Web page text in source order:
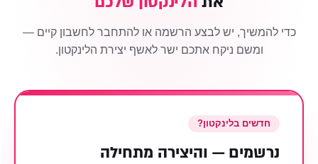
כדי להמשיך, יש לבצע הרשמה או להתחבר לחשבון קיים —
ומשם ניקח אתכם ישר לאשף יצירת הלינקטון.
חדשים בלינקטון?
נרשמים — והיצירה מתחילה